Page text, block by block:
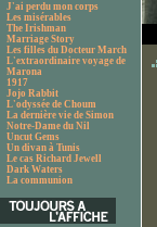
J'ai perdu mon corps
Les misérables
The Irishman
Marriage Story
Les filles du Docteur March
L'extraordinaire voyage de
Marona
1917
Jojo Rabbit
L'odyssée de Choum
La dernière vie de Simon
Notre-Dame du Nil
Uncut Gems
Un divan à Tunis
Le cas Richard Jewell
Dark Waters
La communion